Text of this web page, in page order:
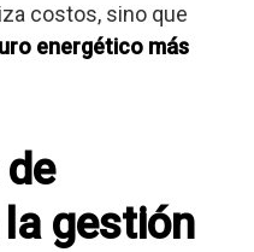
costos, sino que
energético más
gestión